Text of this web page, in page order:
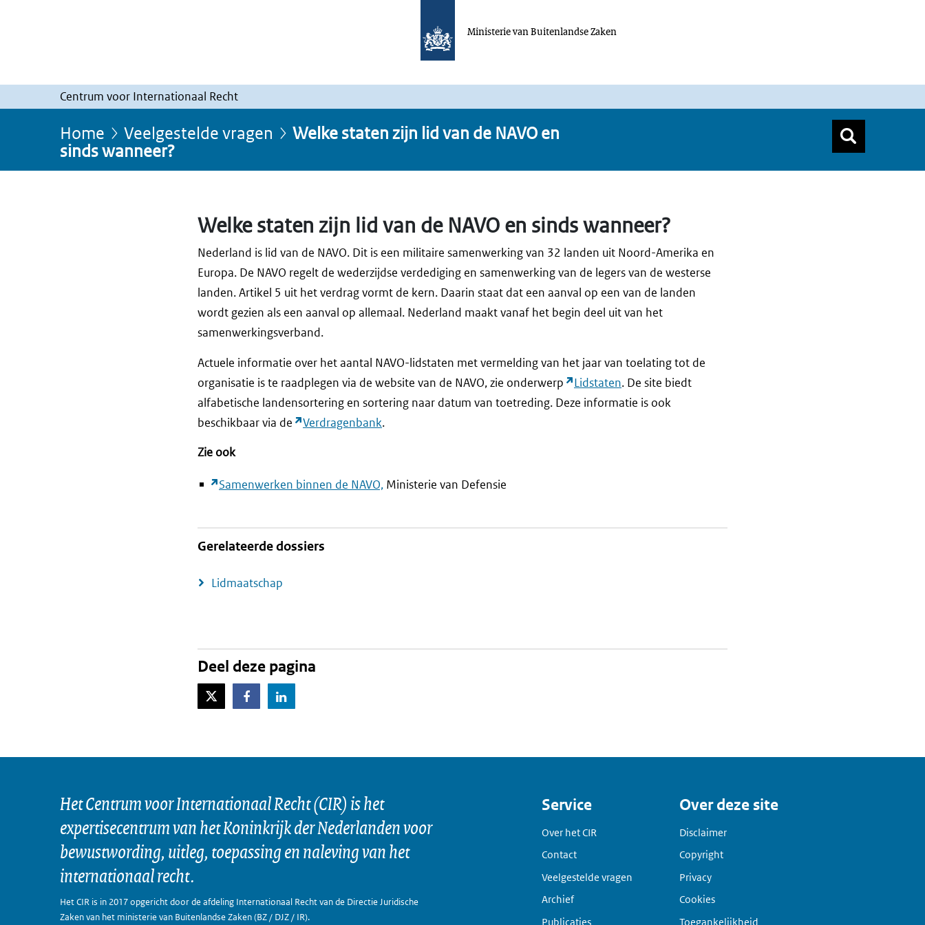
Ministerie van Buitenlandse Zaken
Centrum voor Internationaal Recht
Home Veelgestelde vragen
Welke staten zijn lid van de NAVO en
sinds wanneer?
Welke staten zijn lid van de NAVO en sinds wanneer?
Nederland is lid van de NAVO. Dit is een militaire samenwerking van 32 landen uit Noord-Amerika en
Europa. De NAVO regelt de wederzijdse verdediging en samenwerking van de legers van de westerse
landen. Artikel 5 uit het verdrag vormt de kern. Daarin staat dat een aanval op een van de landen
wordt gezien als een aanval op allemaal. Nederland maakt vanaf het begin deel uit van het
samenwerkingsverband.
Actuele informatie over het aantal NAVO-lidstaten met vermelding van het jaar van toelating tot de
organisatie is te raadplegen via de website van de NAVO, zie onderwerp
Lidstaten. De site biedt
alfabetische landensortering en sortering naar datum van toetreding. Deze informatie is ook
beschikbaar via de
Verdragenbank.
Zie ook
Samenwerken binnen de NAVO, Ministerie van Defensie
Gerelateerde dossiers
Lidmaatschap
Deel deze pagina
X-TwitterFacebookLinkedIn
Het Centrum voor Internationaal Recht (CIR) is het
expertisecentrum van het Koninkrijk der Nederlanden voor
bewustwording, uitleg, toepassing en naleving van het
internationaal recht.
Het CIR is in 2017 opgericht door de afdeling Internationaal Recht van de Directie Juridische
Zaken van het ministerie van Buitenlandse Zaken (BZ / DJZ / IR).
Service
Over het CIR
Contact
Veelgestelde vragen
Archief
Publicaties
Over deze site
Disclaimer
Copyright
Privacy
Cookies
Toegankelijkheid